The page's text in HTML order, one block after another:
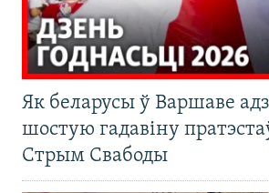
Як беларусы ў Варшаве
шостую гадавіну
Стрым Свабоды